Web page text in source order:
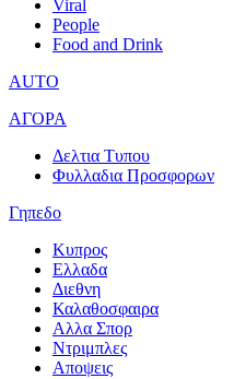
Viral
People
Food and Drink
AUTO
ΑΓΟΡΑ
Δελτια Τυπου
Φυλλαδια Προσφορων
Γηπεδο
Κυπρος
Ελλαδα
Διεθνη
Καλαθοσφαιρα
Αλλα Σπορ
Ντριμπλες
Αποψεις